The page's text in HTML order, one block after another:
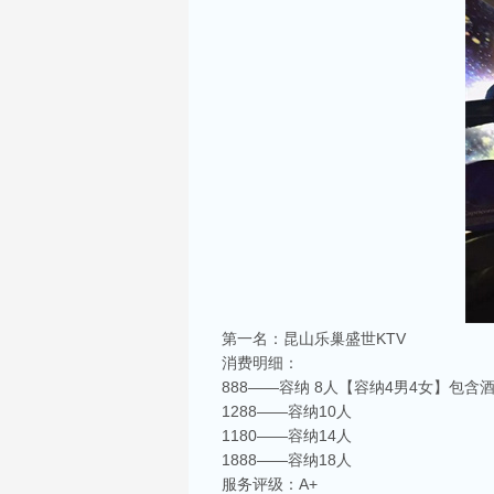
第一名：昆山乐巢盛世KTV
消费明细：
888——容纳 8人【容纳4男4女】包含
1288——容纳10人
1180——容纳14人
1888——容纳18人
服务评级：A+